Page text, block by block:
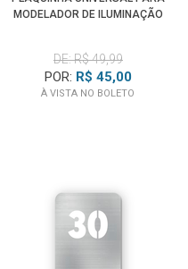
MODELADOR DE ILUMINAÇÃO
DE: R$ 49,99
POR: R$ 45,00
À VISTA NO BOLETO